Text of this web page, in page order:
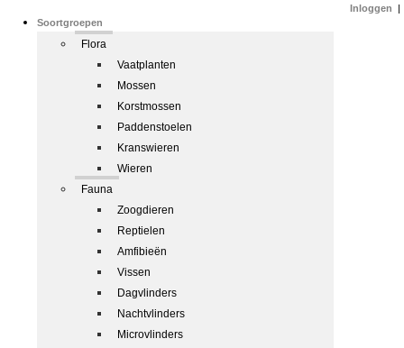
Soortgroepen
Flora
Vaatplanten
Mossen
Korstmossen
Paddenstoelen
Kranswieren
Wieren
Fauna
Zoogdieren
Reptielen
Amfibieën
Vissen
Dagvlinders
Nachtvlinders
Microvlinders
Inloggen |